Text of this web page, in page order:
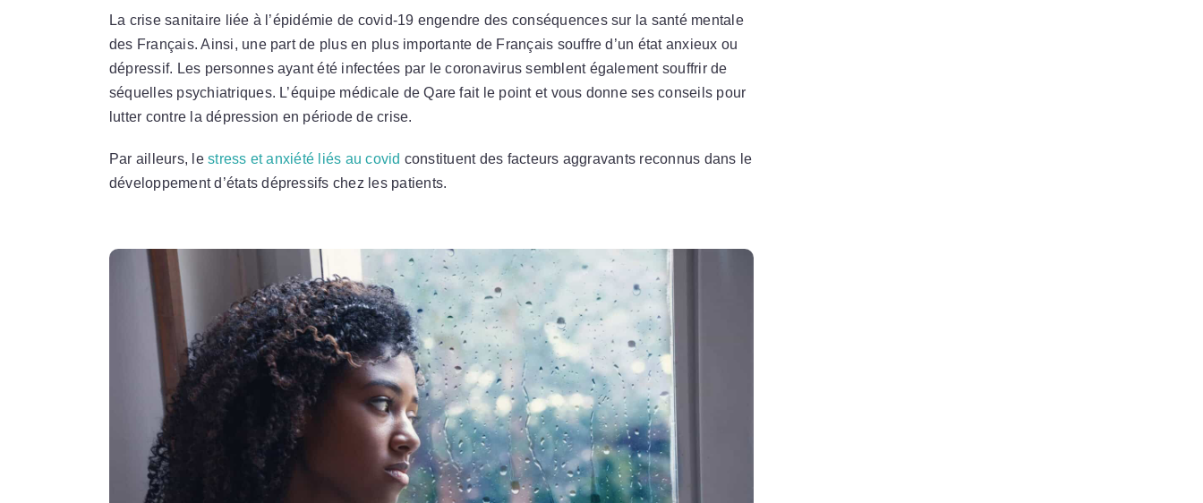
La crise sanitaire liée à l’épidémie de covid-19 engendre des conséquences sur la santé mentale
des Français. Ainsi, une part de plus en plus importante de Français souffre d’un état anxieux ou
dépressif. Les personnes ayant été infectées par le coronavirus semblent également souffrir de
séquelles psychiatriques. L’équipe médicale de Qare fait le point et vous donne ses conseils pour
lutter contre la dépression en période de crise.
Par ailleurs, lestress et anxiété liés au covid constituent des facteurs aggravants reconnus dans le
développement d’états dépressifs chez les patients.